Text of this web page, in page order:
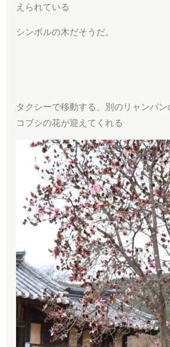
えられている
シンボルの木だそうだ。
タクシーで移動する、別のリャンバン
コブシの花が迎えてくれる